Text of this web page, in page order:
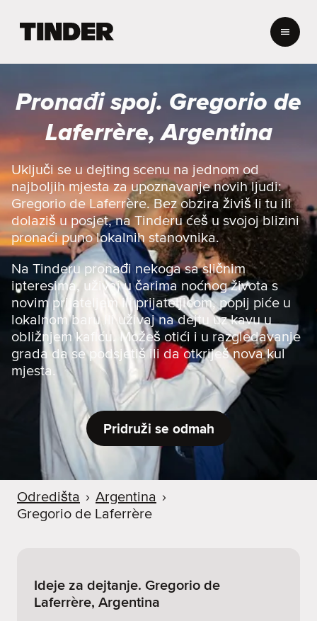
r
a
l
o
v
n
i
c
a
Pronađi spoj. Gregorio de
Laferrère, Argentina
Uključi se u dejting scenu na jednom od
najboljih mjesta za upoznavanje novih ljudi:
Gregorio de Laferrère. Bez obzira živiš li tu ili
dolaziš u posjet, na Tinderu ćeš u svojoj blizini
pronaći puno lokalnih stanovnika.
Na Tinderu pronađi nekoga sa sličnim
interesima, uživaj u čarima noćnog života s
novim prijateljem ili prijateljicom, popij piće u
lokalnom baru ili uživaj na dejtu uz kavu u
obližnjem kafiću. Možeš otići i u razgledavanje
grada da se podsjetiš ili da otkriješ nova kul
mjesta.
Pridruži se odmah
Odredišta › Argentina ›
Gregorio de Laferrère
Ideje za dejtanje. Gregorio de
Laferrère, Argentina